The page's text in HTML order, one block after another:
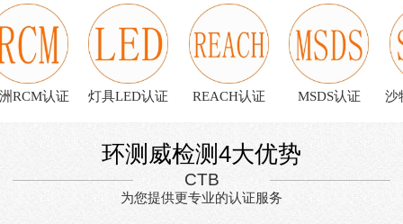
RCM认证 灯具LED认证 REACH认证 MSDS认证 沙
环测威检测4大优势
CTB
为您提供更专业的认证服务